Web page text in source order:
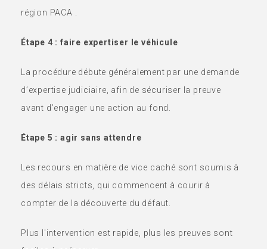
région PACA .
Étape 4 : faire expertiser le véhicule
La procédure débute généralement par une demande
d’expertise judiciaire, afin de sécuriser la preuve
avant d’engager une action au fond.
Étape 5 : agir sans attendre
Les recours en matière de vice caché sont soumis à
des délais stricts, qui commencent à courir à
compter de la découverte du défaut.
Plus l'intervention est rapide, plus les preuves sont